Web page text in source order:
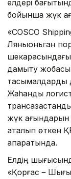
елдері
бойынша жүк
«COSCO
Ляньюньган
дамыту
тасымалдарды
Жаһандық
жүк ағындарын
аталып өткен
ақпаратында.
Елдің
«Қорғас –